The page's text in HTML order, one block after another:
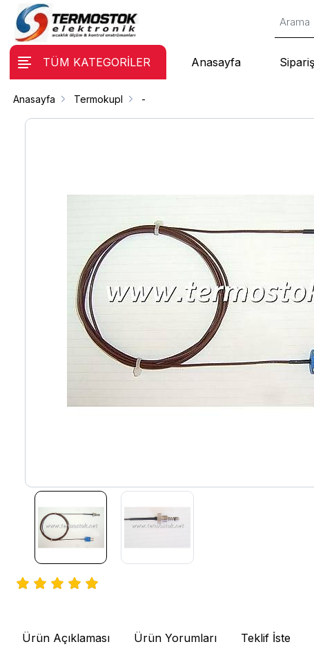
TÜM KATEGORİLER Anasayfa
Anasayfa Termokupl -
Ürün Açıklaması Ürün Yorumları Teklif İste